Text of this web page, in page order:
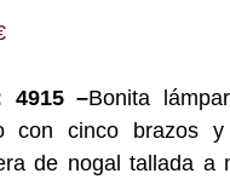
4915 –Bonita
con cinco brazos y
de nogal tallada a